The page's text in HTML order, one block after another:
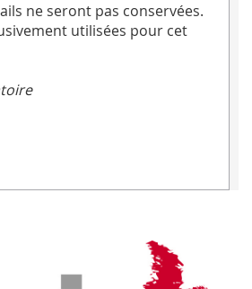
ne seront pas conservées.
utilisées pour cet